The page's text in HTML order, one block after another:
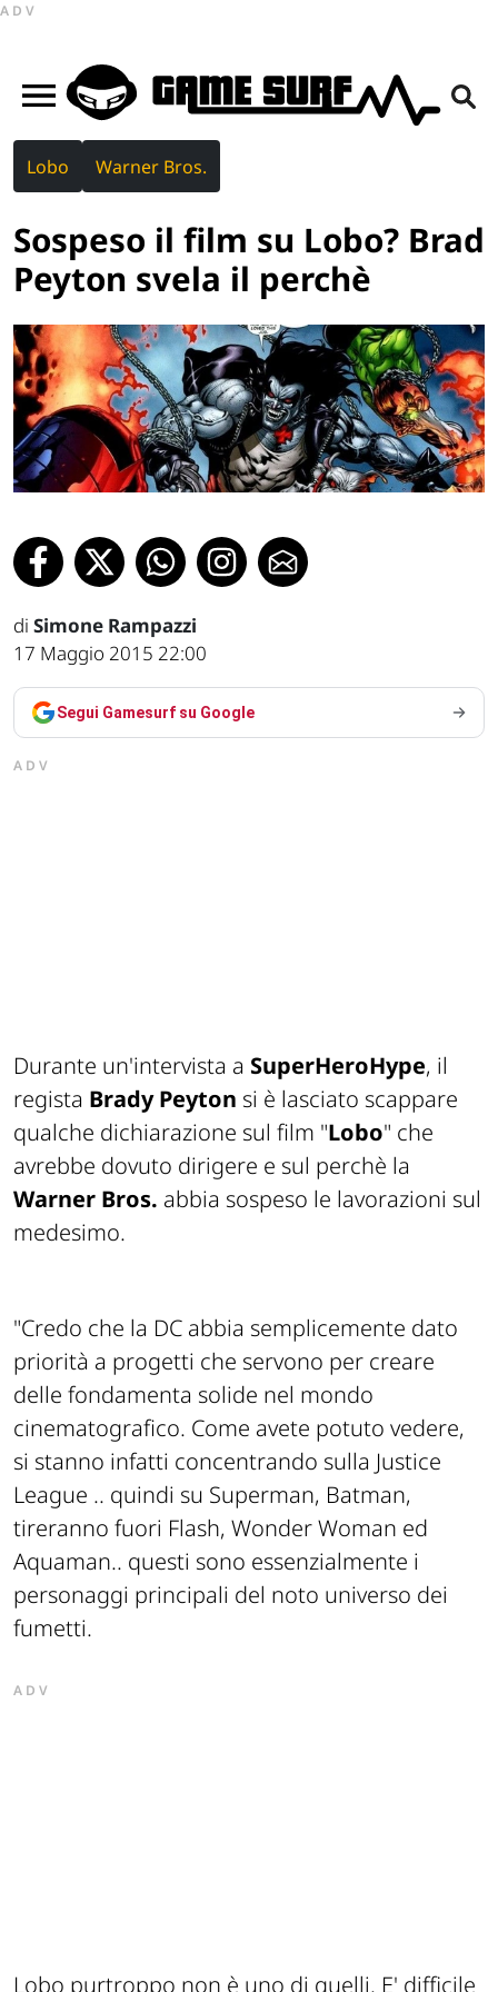
ADV
Lobo Warner Bros.
Sospeso il film su Lobo? Brad
Peyton svela il perchè
di Simone Rampazzi
17 Maggio 2015 22:00
Segui Gamesurf su Google
ADV
Durante un'intervista a SuperHeroHype, il
regista Brady Peyton si è lasciato scappare
qualche dichiarazione sul film "Lobo" che
avrebbe dovuto dirigere e sul perchè la
Warner Bros. abbia sospeso le lavorazioni sul
medesimo.
"Credo che la DC abbia semplicemente dato
priorità a progetti che servono per creare
delle fondamenta solide nel mondo
cinematografico. Come avete potuto vedere,
si stanno infatti concentrando sulla Justice
League .. quindi su Superman, Batman,
tireranno fuori Flash, Wonder Woman ed
Aquaman.. questi sono essenzialmente i
personaggi principali del noto universo dei
fumetti.
ADV
Lobo purtroppo non è uno di quelli. E' difficile